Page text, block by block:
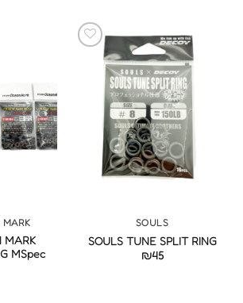
SOULS
SOULS TUNE SPLIT RING
₪45
MARK
MSpec